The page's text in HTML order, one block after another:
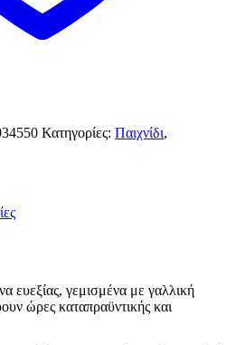
Κατηγορίες: Παιχνίδι,
ευεξίας, γεμισμένα με γαλλική
ώρες καταπραϋντικής και